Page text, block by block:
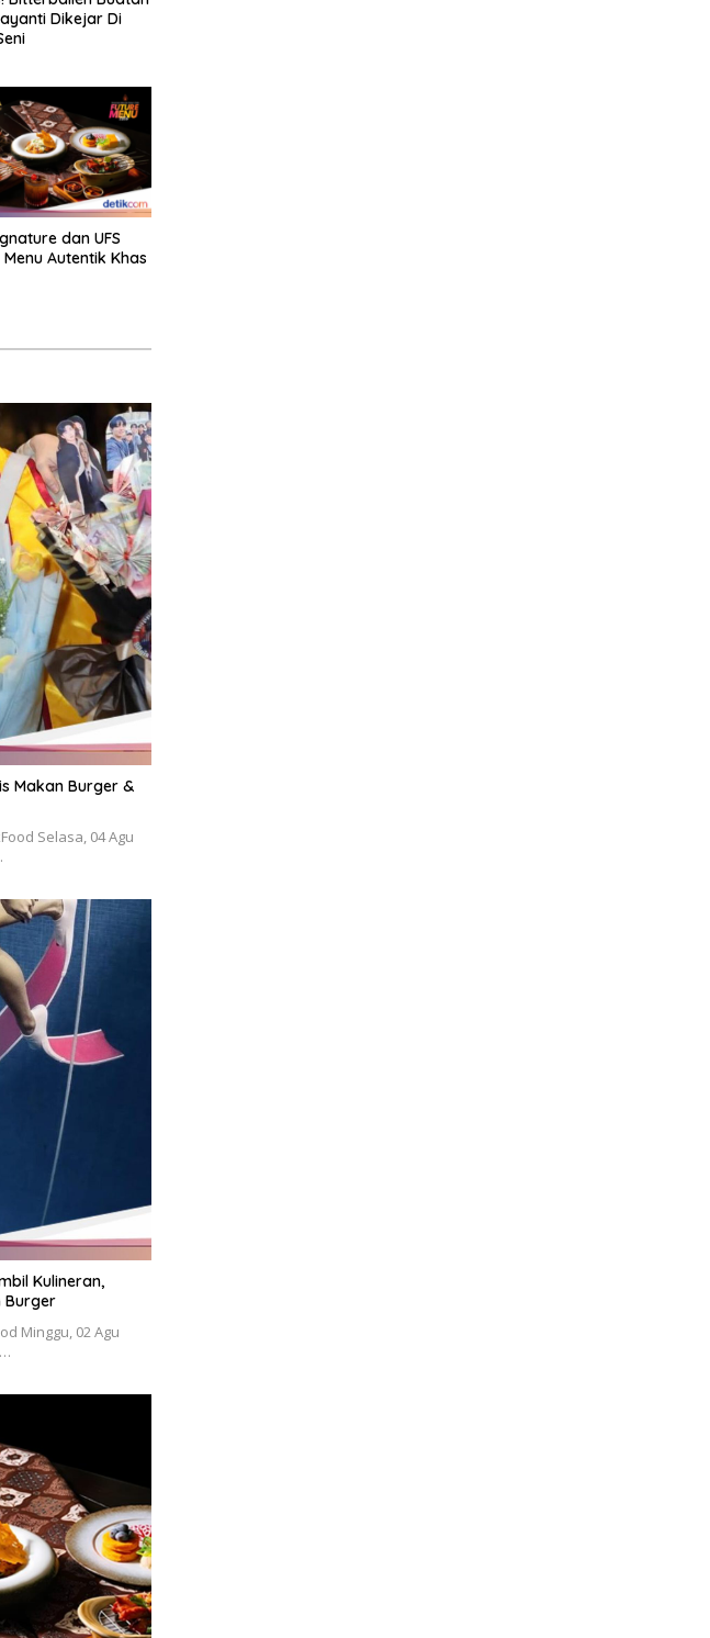
Dikejar Di
dan UFS
Autentik Khas
Makan Burger &
Selasa, 04 Agu
Kulineran,
Burger
Minggu, 02 Agu